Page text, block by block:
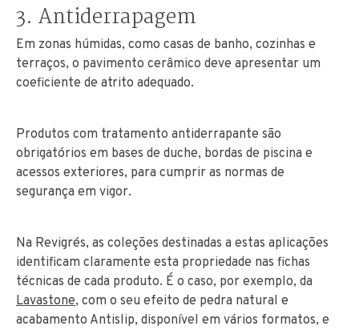
3. Antiderrapagem
Em zonas húmidas, como casas de banho, cozinhas e
terraços, o pavimento cerâmico deve apresentar um
coeficiente de atrito adequado.
Produtos com tratamento antiderrapante são
obrigatórios em bases de duche, bordas de piscina e
acessos exteriores, para cumprir as normas de
segurança em vigor.
Na Revigrés, as coleções destinadas a estas aplicações
identificam claramente esta propriedade nas fichas
técnicas de cada produto. É o caso, por exemplo, da
Lavastone, com o seu efeito de pedra natural e
acabamento Antislip, disponível em vários formatos, e